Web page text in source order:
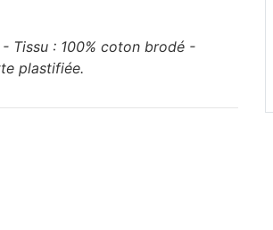
Tissu : 100% coton brodé -
plastifiée.